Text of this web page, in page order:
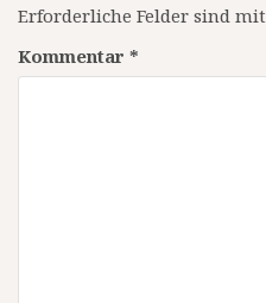
Erforderliche Felder sind mit
Kommentar *